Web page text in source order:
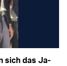
sich das Ja-